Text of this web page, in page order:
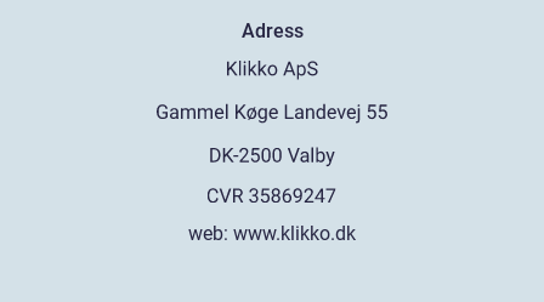
Adress
web: www.klikko.dk